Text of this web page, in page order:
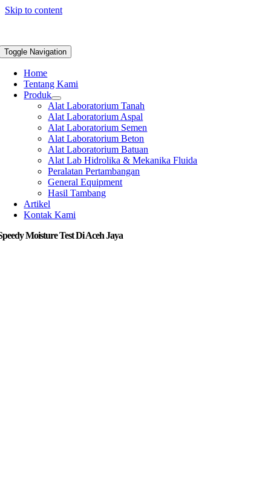
Skip to content
Toggle Navigation
Home
Tentang Kami
Produk
Alat Laboratorium Tanah
Alat Laboratorium Aspal
Alat Laboratorium Semen
Alat Laboratorium Beton
Alat Laboratorium Batuan
Alat Lab Hidrolika & Mekanika Fluida
Peralatan Pertambangan
General Equipment
Hasil Tambang
Artikel
Kontak Kami
Moisture Test Di Aceh Jaya